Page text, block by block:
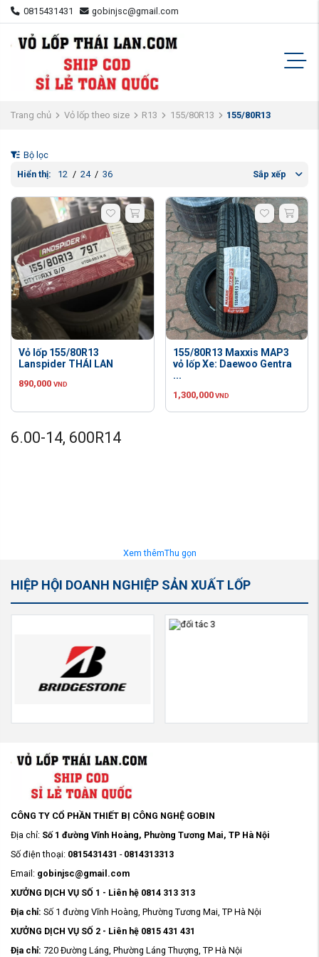
0815431431 gobinjsc@gmail.com
Trang chủ Vỏ lốp theo size R13 155/80R13 155/80R13
Bộ lọc
Hiển thị:
12 / 24 / 36 Sắp xếp
Vỏ lốp 155/80R13
Lanspider THÁI LAN
890,000 VND
155/80R13 Maxxis MAP3
vỏ lốp Xe: Daewoo Gentra
...
1,300,000 VND
6.00-14, 600R14
Xem thêmThu gọn
HIỆP HỘI DOANH NGHIỆP SẢN XUẤT LỐP
CÔNG TY CỔ PHẦN THIẾT BỊ CÔNG NGHỆ GOBIN
Địa chỉ: Số 1 đường Vĩnh Hoàng, Phường Tương Mai, TP Hà Nội
Số điện thoại: 0815431431 - 0814313313
Email: gobinjsc@gmail.com
XƯỞNG DỊCH VỤ SỐ 1 - Liên hệ 0814 313 313
Địa chỉ: Số 1 đường Vĩnh Hoàng, Phường Tương Mai, TP Hà Nội
XƯỞNG DỊCH VỤ SỐ 2 - Liên hệ 0815 431 431
Địa chỉ: 720 Đường Láng, Phường Láng Thượng, TP Hà Nội